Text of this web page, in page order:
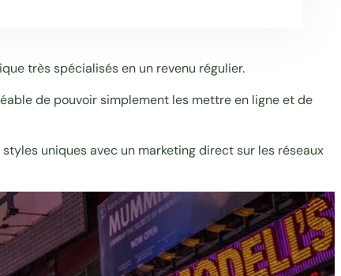
très spécialisés en un revenu régulier.
de pouvoir simplement les mettre en ligne et de
uniques avec un marketing direct sur les réseaux